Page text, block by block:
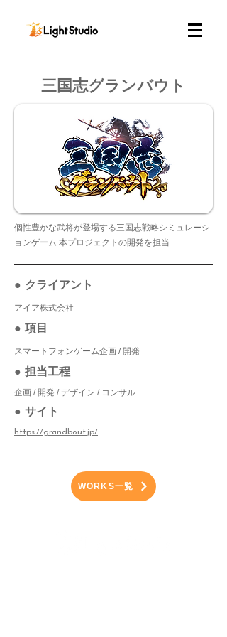
​三国志グランバウト
個性豊かな武将が登場する三国志戦略シミュレーシ
ョンゲーム 本プロジェクトの開発を担当
● クライアント
アイア株式会社
● 項目
スマートフォンゲーム企画 / 開発
● 担当工程
企画 / 開発 / デザイン / コンサル
● サイト
https://grandbout.jp/
WORKS一覧